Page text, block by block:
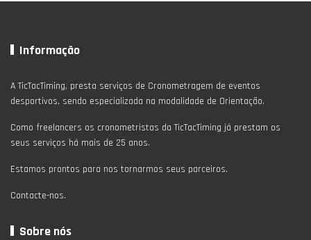
Informação
A TicTacTiming, presta serviços de Cronometragem de eventos
desportivos, sendo especializada na modalidade de Orientação.
Como freelancers os cronometristas da TicTacTiming já prestam os
seus serviços há mais de 25 anos.
Estamos prontos para nos tornarmos seus parceiros.
Contacte-nos.
Sobre nós